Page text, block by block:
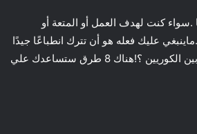
.سواء كنت لهدف العمل أو المتعة أو
عليك فعله هو أن تترك انطباعًا جيدًا
.ألا تريد أن تكون محبوبا بين الكوريين ؟!هناك 8 طرق ستساعدك علي